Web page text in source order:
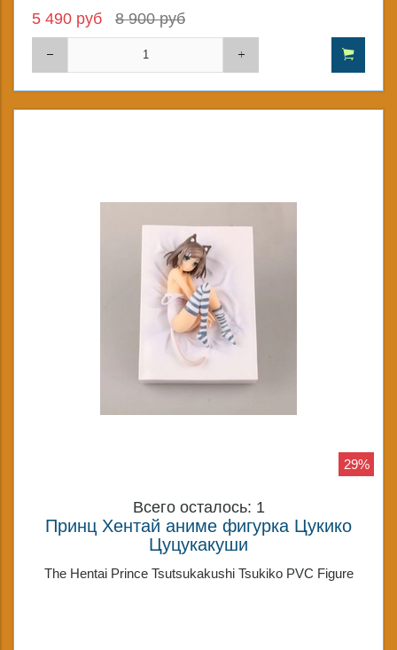
5 490 руб 8 900 руб
29%
Всего осталось: 1
Принц Хентай аниме фигурка Цукико
Цуцукакуши
The Hentai Prince Tsutsukakushi Tsukiko PVC Figure